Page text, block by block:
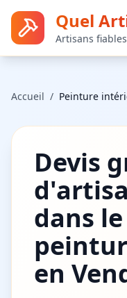
Quel
Artisans
Accueil / Peinture
Devis
dans
en